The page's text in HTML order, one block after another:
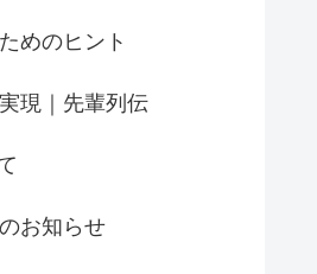
めのヒント
現｜先輩列伝
お知らせ